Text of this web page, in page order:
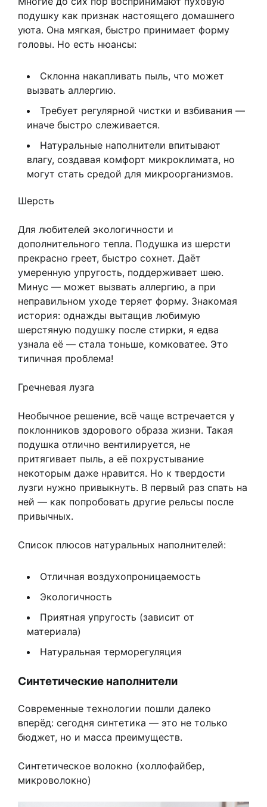
подушку как признак настоящего домашнего
уюта. Она мягкая, быстро принимает форму
головы. Но есть нюансы:
Склонна накапливать пыль, что может
вызвать аллергию.
Требует регулярной чистки и взбивания —
иначе быстро слеживается.
Натуральные наполнители впитывают
влагу, создавая комфорт микроклимата, но
могут стать средой для микроорганизмов.
Шерсть
Для любителей экологичности и
дополнительного тепла. Подушка из шерсти
прекрасно греет, быстро сохнет. Даёт
умеренную упругость, поддерживает шею.
Минус — может вызвать аллергию, а при
неправильном уходе теряет форму. Знакомая
история: однажды вытащив любимую
шерстяную подушку после стирки, я едва
узнала её — стала тоньше, комковатее. Это
типичная проблема!
Гречневая лузга
Необычное решение, всё чаще встречается у
поклонников здорового образа жизни. Такая
подушка отлично вентилируется, не
притягивает пыль, а её похрустывание
некоторым даже нравится. Но к твердости
лузги нужно привыкнуть. В первый раз спать на
ней — как попробовать другие рельсы после
привычных.
Список плюсов натуральных наполнителей:
Отличная воздухопроницаемость
Экологичность
Приятная упругость (зависит от
материала)
Натуральная терморегуляция
Синтетические наполнители
Современные технологии пошли далеко
вперёд: сегодня синтетика — это не только
бюджет, но и масса преимуществ.
Синтетическое волокно (холлофайбер,
микроволокно)